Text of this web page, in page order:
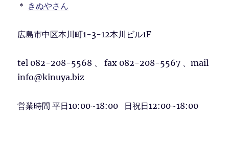
＊ きぬやさん
広島市中区本川町1-3-12本川ビル1F
tel 082-208-5568 、 fax 082-208-5567 、mail
info@kinuya.biz
営業時間 平日10:00~18:00 日祝日12:00~18:00